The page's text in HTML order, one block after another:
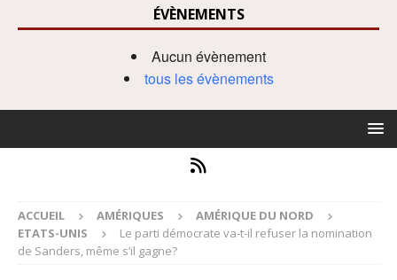
ÉVÈNEMENTS
Aucun évènement
tous les évènements
ACCUEIL AMÉRIQUES
AMÉRIQUE DU NORD
ETATS-UNIS
Le parti démocrate va-t-il refuser la nomination
de Sanders, même s’il gagne?